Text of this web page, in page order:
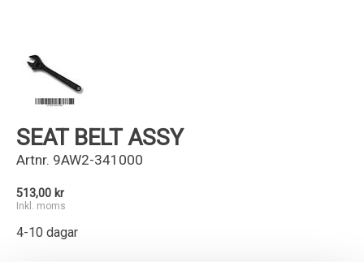
SEAT BELT ASSY
Artnr. 9AW2-341000
513,00 kr
Inkl. moms
4-10 dagar